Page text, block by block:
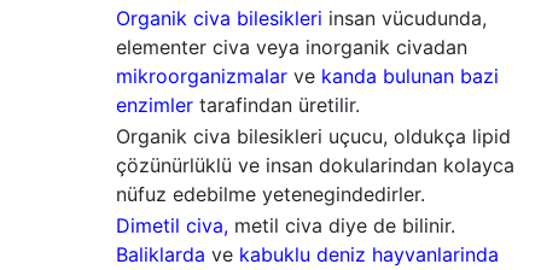
Organik civa bilesikleri insan vücudunda,
elementer civa veya inorganik civadan
mikroorganizmalar ve kanda bulunan bazi
enzimler tarafindan üretilir.
Organik civa bilesikleri uçucu, oldukça lipid
çözünürlüklü ve insan dokularindan kolayca
nüfuz edebilme yetenegindedirler.
Dimetil civa, metil civa diye de bilinir.
Baliklarda ve kabuklu deniz hayvanlarinda